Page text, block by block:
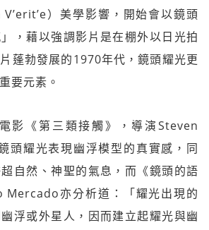
）美學影響，開始會以鏡頭
，藉以強調影片是在棚外以日光拍
蓬勃發展的1970年代，鏡頭耀光更
要元素。
影《第三類接觸》，導演Steven
頭耀光表現幽浮模型的真實感，同
自然、神聖的氣息，而《鏡頭的語
Mercado亦分析道：「耀光出現的
浮或外星人，因而建立起耀光與幽